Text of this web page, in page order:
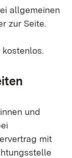
allgemeinen
zur Seite.
und
mit